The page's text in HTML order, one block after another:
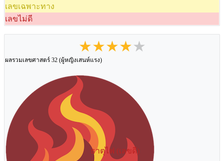
เลขเฉพาะทาง
เลขไม่ดี
★★★★★
ผลรวมเลขศาสตร์ 32 (ผู้หญิงเสนห์แรง)
ธาตุไฟ (เลขดี)